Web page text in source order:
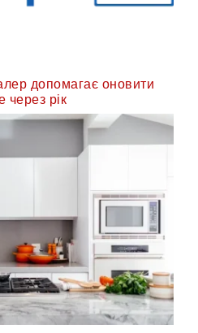
допомагає оновити
через рік